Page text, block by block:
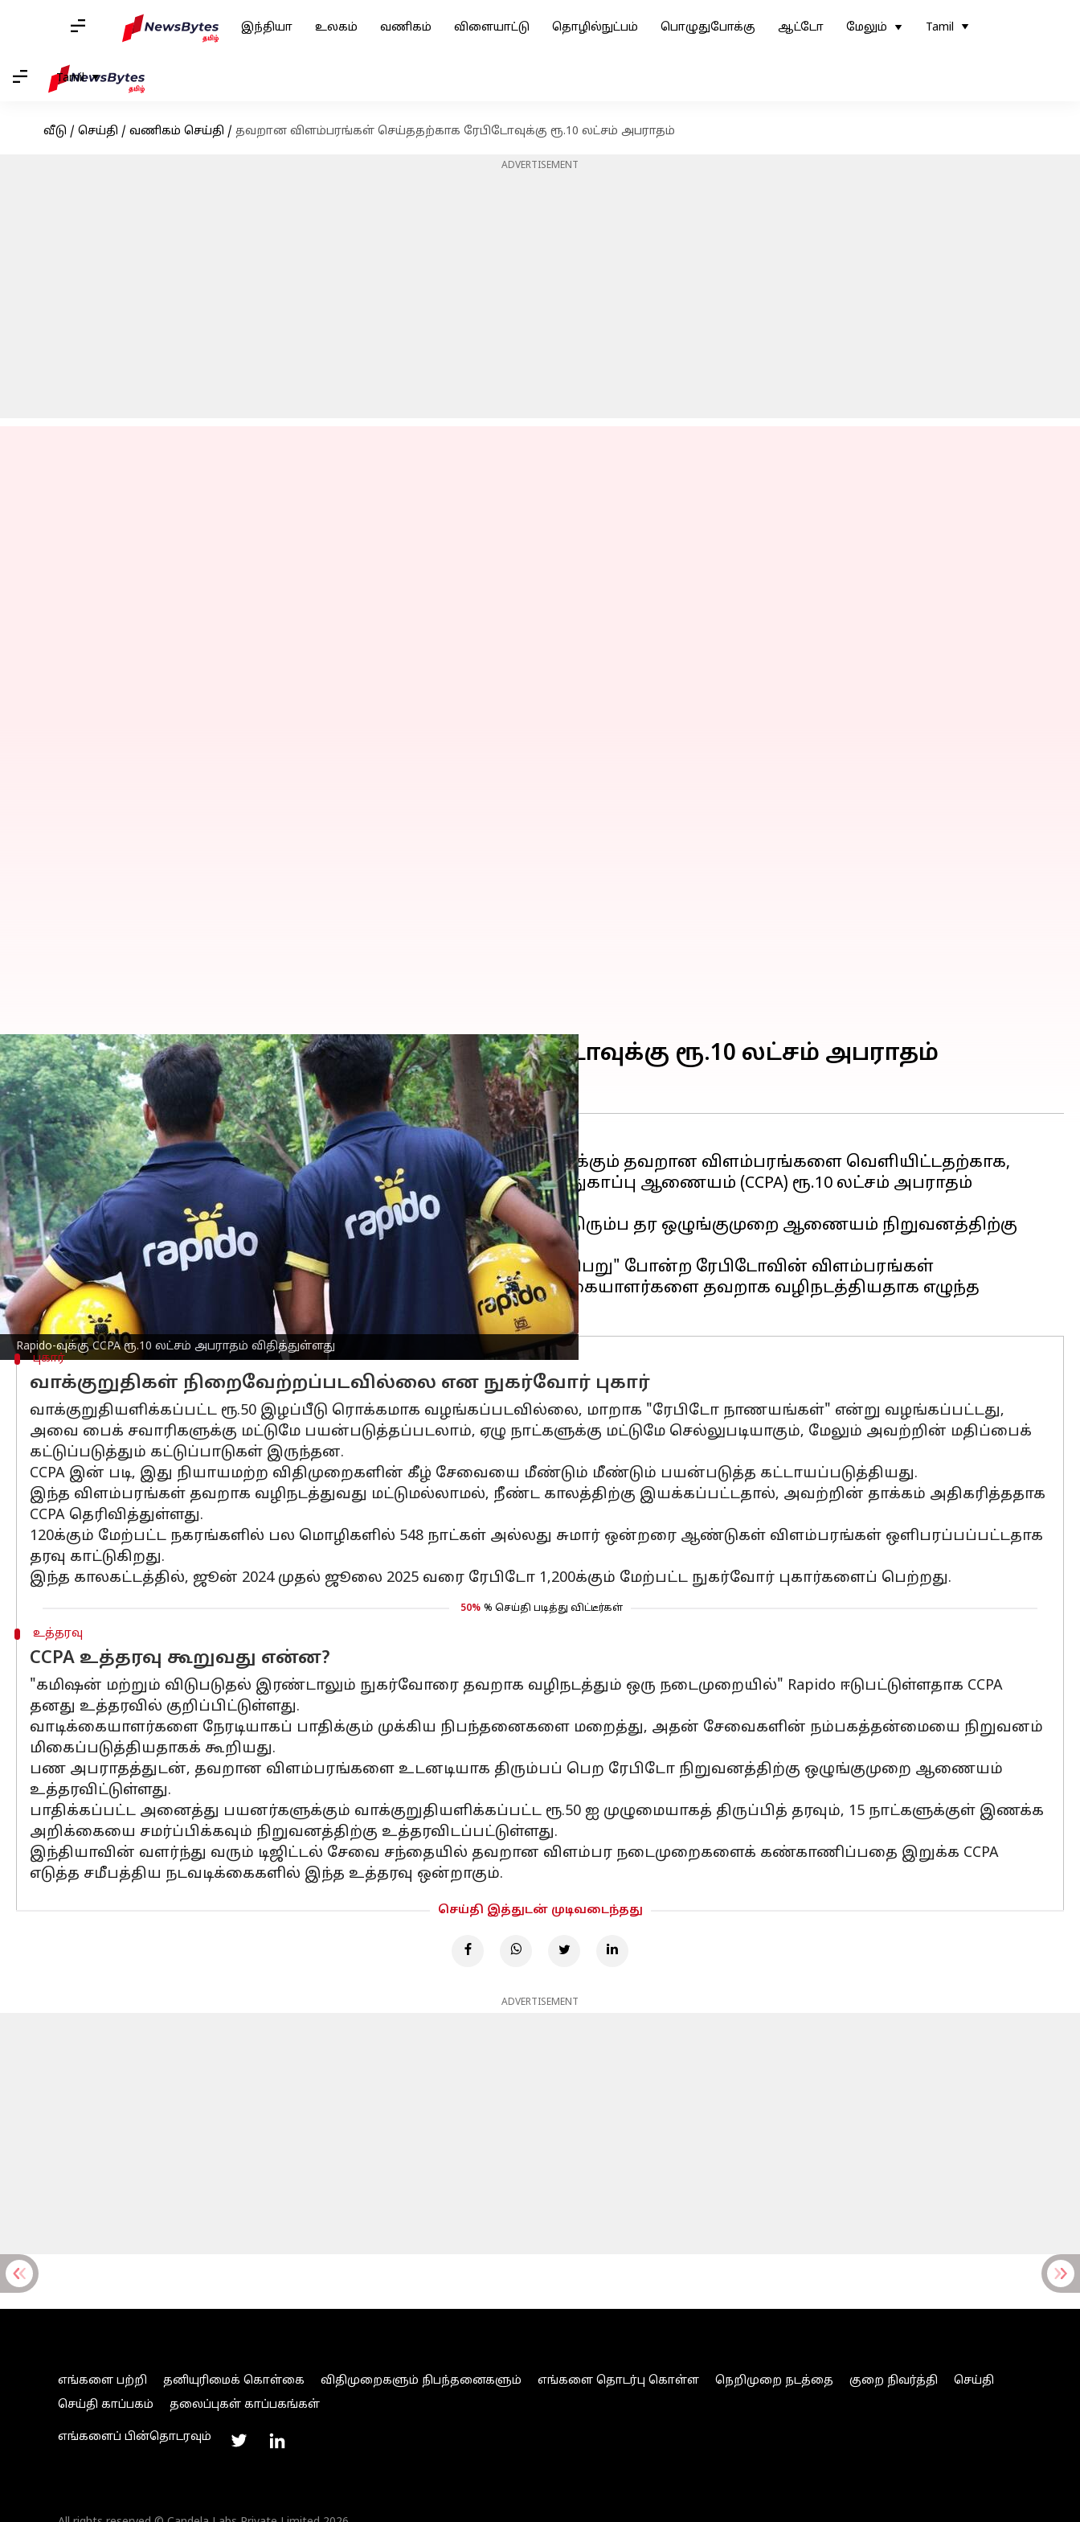
இந்தியா உலகம் வணிகம் விளையாட்டு தொழில்நுட்பம் பொழுதுபோக்கு ஆட்டோ மேலும் Tamil
Tamil
வீடு / செய்தி / வணிகம் செய்தி / தவறான விளம்பரங்கள் செய்ததற்காக ரேபிடோவுக்கு ரூ.10 லட்சம் அபராதம்
ADVERTISEMENT
Rapido-வுக்கு CCPA ரூ.10 லட்சம் அபராதம் விதித்துள்ளது
தவறான விளம்பரங்கள் செய்ததற்காக ரேபிடோவுக்கு ரூ.10 லட்சம் அபராதம்
எழுதியவர் Venkatalakshmi V Aug 20, 2025 06:31 pm
செய்தி முன்னோட்டம்
உறுதியான சேவைகள் மற்றும் கேஷ்பேக் சலுகைகளை உறுதியளிக்கும் தவறான விளம்பரங்களை வெளியிட்டதற்காக,
வாடகை டாக்ஸி நிறுவனமானRapido -வுக்கு மத்திய நுகர்வோர் பாதுகாப்பு ஆணையம் (CCPA) ரூ.10 லட்சம் அபராதம்
விதித்துள்ளது.
இந்த பிரச்சாரங்களால் பாதிக்கப்பட்ட நுகர்வோருக்கு பணத்தைத் திரும்ப தர ஒழுங்குமுறை ஆணையம் நிறுவனத்திற்கு
உத்தரவிட்டுள்ளது.
"உத்தரவாத ஆட்டோ" மற்றும் "5 நிமிடத்தில் ஆட்டோ அல்லது ரூ.50 பெறு" போன்ற ரேபிடோவின் விளம்பரங்கள்
உத்தரவாதமான சேவைகள் என்ற தோற்றத்தை உருவாக்கி வாடிக்கையாளர்களை தவறாக வழிநடத்தியதாக எழுந்த
புகார்
வாக்குறுதிகள் நிறைவேற்றப்படவில்லை என நுகர்வோர் புகார்
வாக்குறுதியளிக்கப்பட்ட ரூ.50 இழப்பீடு ரொக்கமாக வழங்கப்படவில்லை, மாறாக "ரேபிடோ நாணயங்கள்" என்று வழங்கப்பட்டது,
அவை பைக் சவாரிகளுக்கு மட்டுமே பயன்படுத்தப்படலாம், ஏழு நாட்களுக்கு மட்டுமே செல்லுபடியாகும், மேலும் அவற்றின் மதிப்பைக்
கட்டுப்படுத்தும் கட்டுப்பாடுகள் இருந்தன.
CCPA இன் படி, இது நியாயமற்ற விதிமுறைகளின் கீழ் சேவையை மீண்டும் மீண்டும் பயன்படுத்த கட்டாயப்படுத்தியது.
இந்த விளம்பரங்கள் தவறாக வழிநடத்துவது மட்டுமல்லாமல், நீண்ட காலத்திற்கு இயக்கப்பட்டதால், அவற்றின் தாக்கம் அதிகரித்ததாக
CCPA தெரிவித்துள்ளது.
120க்கும் மேற்பட்ட நகரங்களில் பல மொழிகளில் 548 நாட்கள் அல்லது சுமார் ஒன்றரை ஆண்டுகள் விளம்பரங்கள் ஒளிபரப்பப்பட்டதாக
தரவு காட்டுகிறது.
இந்த காலகட்டத்தில், ஜூன் 2024 முதல் ஜூலை 2025 வரை ரேபிடோ 1,200க்கும் மேற்பட்ட நுகர்வோர் புகார்களைப் பெற்றது.
50% % செய்தி படித்து விட்டீர்கள்
உத்தரவு
CCPA உத்தரவு கூறுவது என்ன?
"கமிஷன் மற்றும் விடுபடுதல் இரண்டாலும் நுகர்வோரை தவறாக வழிநடத்தும் ஒரு நடைமுறையில்" Rapido ஈடுபட்டுள்ளதாக CCPA
தனது உத்தரவில் குறிப்பிட்டுள்ளது.
வாடிக்கையாளர்களை நேரடியாகப் பாதிக்கும் முக்கிய நிபந்தனைகளை மறைத்து, அதன் சேவைகளின் நம்பகத்தன்மையை நிறுவனம்
மிகைப்படுத்தியதாகக் கூறியது.
பண அபராதத்துடன், தவறான விளம்பரங்களை உடனடியாக திரும்பப் பெற ரேபிடோ நிறுவனத்திற்கு ஒழுங்குமுறை ஆணையம்
உத்தரவிட்டுள்ளது.
பாதிக்கப்பட்ட அனைத்து பயனர்களுக்கும் வாக்குறுதியளிக்கப்பட்ட ரூ.50 ஐ முழுமையாகத் திருப்பித் தரவும், 15 நாட்களுக்குள் இணக்க
அறிக்கையை சமர்ப்பிக்கவும் நிறுவனத்திற்கு உத்தரவிடப்பட்டுள்ளது.
இந்தியாவின் வளர்ந்து வரும் டிஜிட்டல் சேவை சந்தையில் தவறான விளம்பர நடைமுறைகளைக் கண்காணிப்பதை இறுக்க CCPA
எடுத்த சமீபத்திய நடவடிக்கைகளில் இந்த உத்தரவு ஒன்றாகும்.
செய்தி இத்துடன் முடிவடைந்தது
ADVERTISEMENT
எங்களை பற்றி தனியுரிமைக் கொள்கை விதிமுறைகளும் நிபந்தனைகளும் எங்களை தொடர்பு கொள்ள நெறிமுறை நடத்தை குறை நிவர்த்தி
செய்தி
செய்தி காப்பகம்
தலைப்புகள் காப்பகங்கள்
எங்களைப் பின்தொடரவும்